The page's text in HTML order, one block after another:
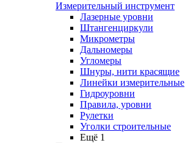
Измерительный инструмент
Лазерные уровни
Штангенциркули
Микрометры
Дальномеры
Угломеры
Шнуры, нити красящие
Линейки измерительные
Гидроуровни
Правила, уровни
Рулетки
Уголки строительные
Ещё 1